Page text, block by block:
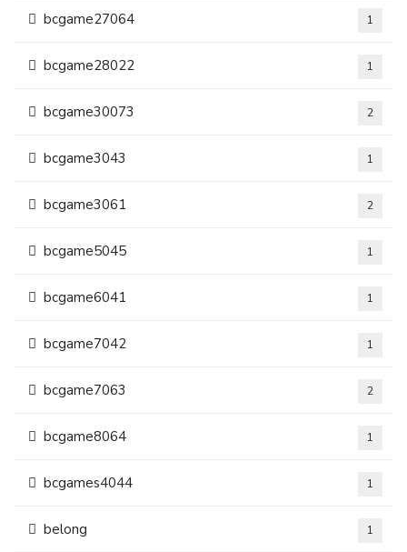
bcgame27064 1
bcgame28022 1
bcgame30073 2
bcgame3043 1
bcgame3061 2
bcgame5045 1
bcgame6041 1
bcgame7042 1
bcgame7063 2
bcgame8064 1
bcgames4044 1
belong 1